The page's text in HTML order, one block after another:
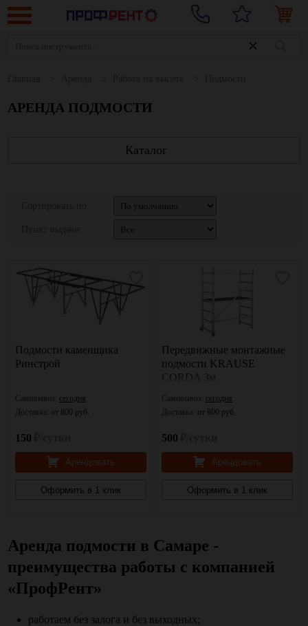
АРЕНДА ПОДМОСТИ
Каталог
Подмости каменщика
Ринстрой
Самовывоз: сегодня
Доставка: от 800 руб.
150
Арендовать
Оформить в 1 клик
Передвижные монтажные
подмости KRAUSE
CORDA 3м
Самовывоз: сегодня
Доставка: от 800 руб.
500
Арендовать
Оформить в 1 клик
Аренда подмости в Самаре -
преимущества работы с компанией
«ПрофРент»
работаем без залога и без выходных;